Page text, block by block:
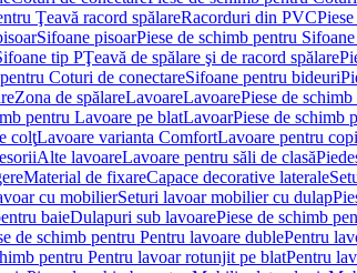
Ţeavă racord spălareRacorduri din PVC
Sifoane pisoarPiese de schimb pentru
tip PŢeavă de spălare şi de racord spălare
Coturi de conectareSifoane pentru bideuri
Zona de spălareLavoareLavoarePiese de
pentru Lavoare pe blatLavoarPiese de schimb
colţLavoare varianta ComfortLavoare pentru
Alte lavoareLavoare pentru săli de clasă
Material de fixareCapace decorative laterale
cu mobilierSeturi lavoar mobilier cu dulap
baieDulapuri sub lavoarePiese de schimb
de schimb pentru Pentru lavoare dublePentru
pentru Pentru lavoar rotunjit pe blatPentru